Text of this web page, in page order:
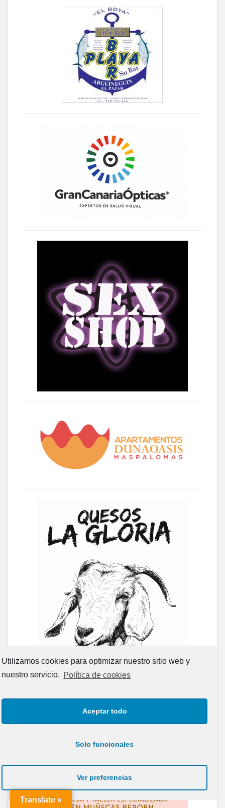
Utilizamos cookies para optimizar nuestro sitio web y
nuestro servicio. Política de cookies
Aceptar todo
Solo funcionales
Ver preferencias
Translate »